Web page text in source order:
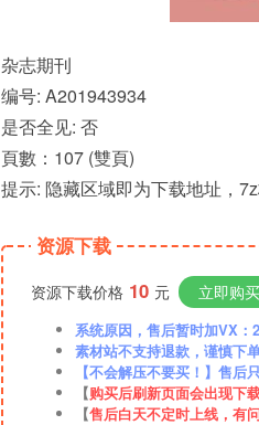
杂志期刊
编号: A201943934
是否全见: 否
頁數：107 (雙頁)
提示: 隐藏区域即为下载地址，
资源下载
资源下载价格 10 元 立即购买
系统原因，售后暂时加VX：
素材站不支持退款，谨慎下
【不会解压不要买！】售后
【购买后刷新页面会出现下
【售后白天不定时上线，有